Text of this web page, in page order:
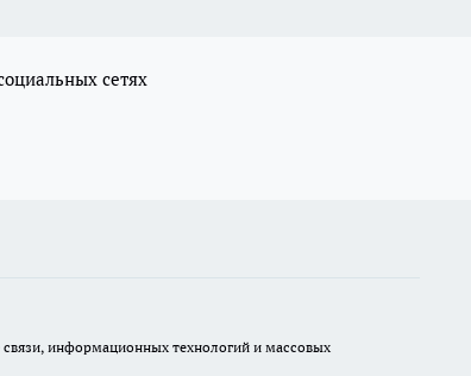
сетях
информационных технологий и массовых